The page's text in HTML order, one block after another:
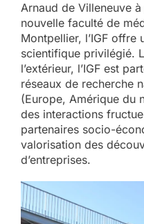
Arnaud de Villeneuve
nouvelle faculté de
Montpellier, l’IGF offre
scientifique privilégié.
l’extérieur, l’IGF est
réseaux de recherche
(Europe, Amérique du
des interactions
partenaires socio-
valorisation des
d’entreprises.